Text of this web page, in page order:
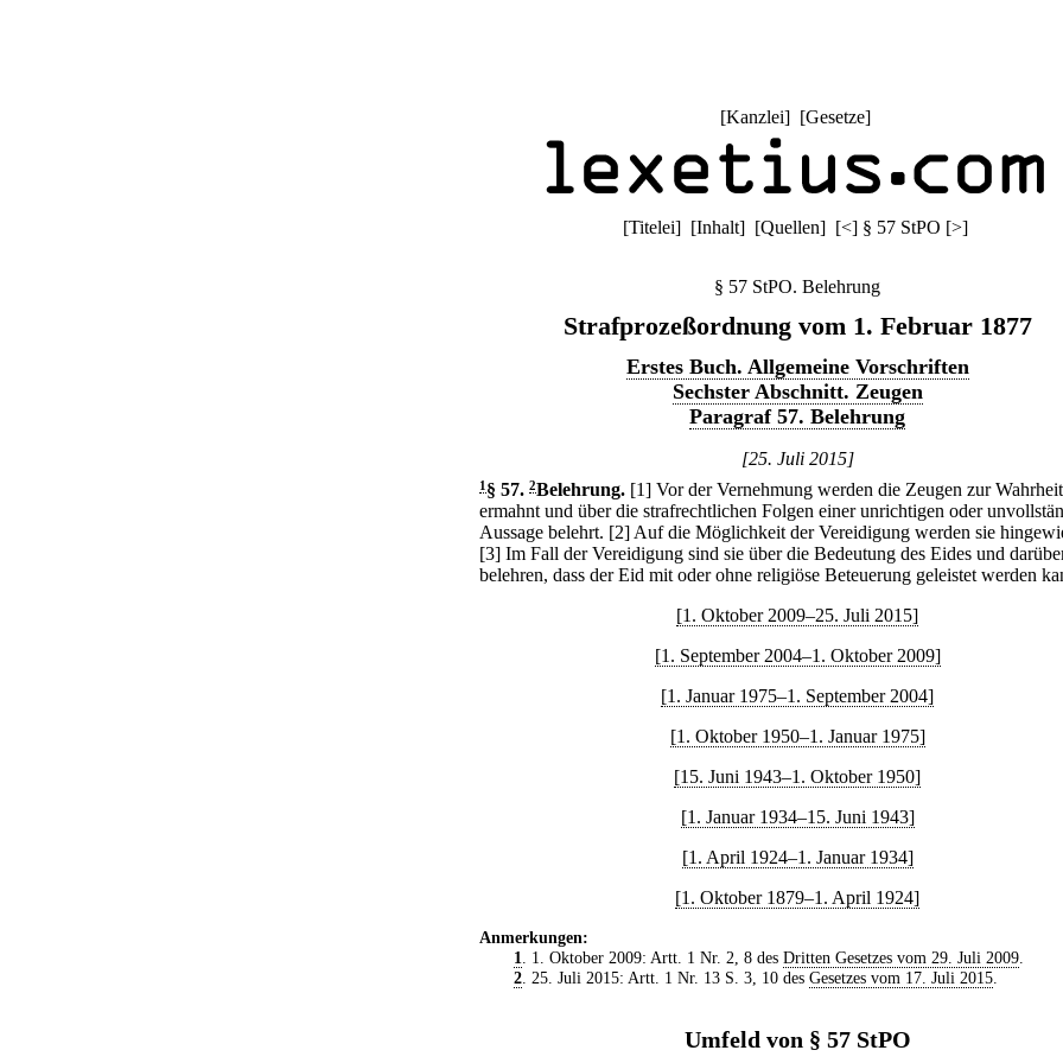
[Kanzlei] [Gesetze]
[Titelei] [Inhalt] [Quellen] [<] § 57 StPO [>]
§ 57 StPO. Belehrung
Strafprozeßordnung vom 1. Februar 1877
Erstes Buch. Allgemeine Vorschriften
Sechster Abschnitt. Zeugen
Paragraf 57. Belehrung
[25. Juli 2015]
1 § 57. 2Belehrung. [1] Vor der Vernehmung werden die Zeugen zur Wahrheit
ermahnt und über die strafrechtlichen Folgen einer unrichtigen oder
Aussage belehrt. [2] Auf die Möglichkeit der Vereidigung werden sie
[3] Im Fall der Vereidigung sind sie über die Bedeutung des Eides und
belehren, dass der Eid mit oder ohne religiöse Beteuerung geleistet werden
[1. Oktober 2009–25. Juli 2015]
[1. September 2004–1. Oktober 2009]
[1. Januar 1975–1. September 2004]
[1. Oktober 1950–1. Januar 1975]
[15. Juni 1943–1. Oktober 1950]
[1. Januar 1934–15. Juni 1943]
[1. April 1924–1. Januar 1934]
[1. Oktober 1879–1. April 1924]
Anmerkungen:
1
. 1. Oktober 2009: Artt. 1 Nr. 2, 8 des Dritten Gesetzes vom 29. Juli 2009.
2. 25. Juli 2015: Artt. 1 Nr. 13 S. 3, 10 des Gesetzes vom 17. Juli 2015.
Umfeld von § 57 StPO